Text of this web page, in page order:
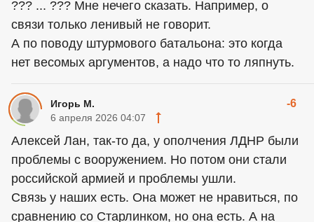
??? ... ??? Мне нечего сказать. Например, о
связи только ленивый не говорит.
А по поводу штурмового батальона: это когда
нет весомых аргументов, а надо что то ляпнуть.
Игорь М. -6
6 апреля 2026 04:07
Алексей Лан, так-то да, у ополчения ЛДНР были
проблемы с вооружением. Но потом они стали
российской армией и проблемы ушли.
Связь у наших есть. Она может не нравиться, по
сравнению со Старлинком, но она есть. А на